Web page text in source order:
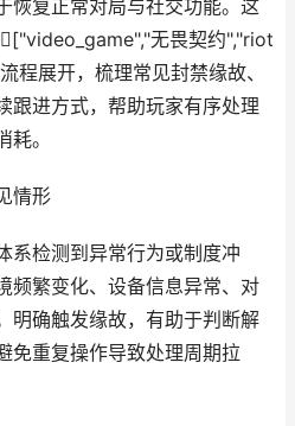
恢复正常对局与社交功能。这
无畏契约","riot
展开，梳理常见封禁缘故、
跟进方式，帮助玩家有序处理
。
情形
系检测到异常行为或制度冲
频繁变化、设备信息异常、对
明确触发缘故，有助于判断解
免重复操作导致处理周期拉